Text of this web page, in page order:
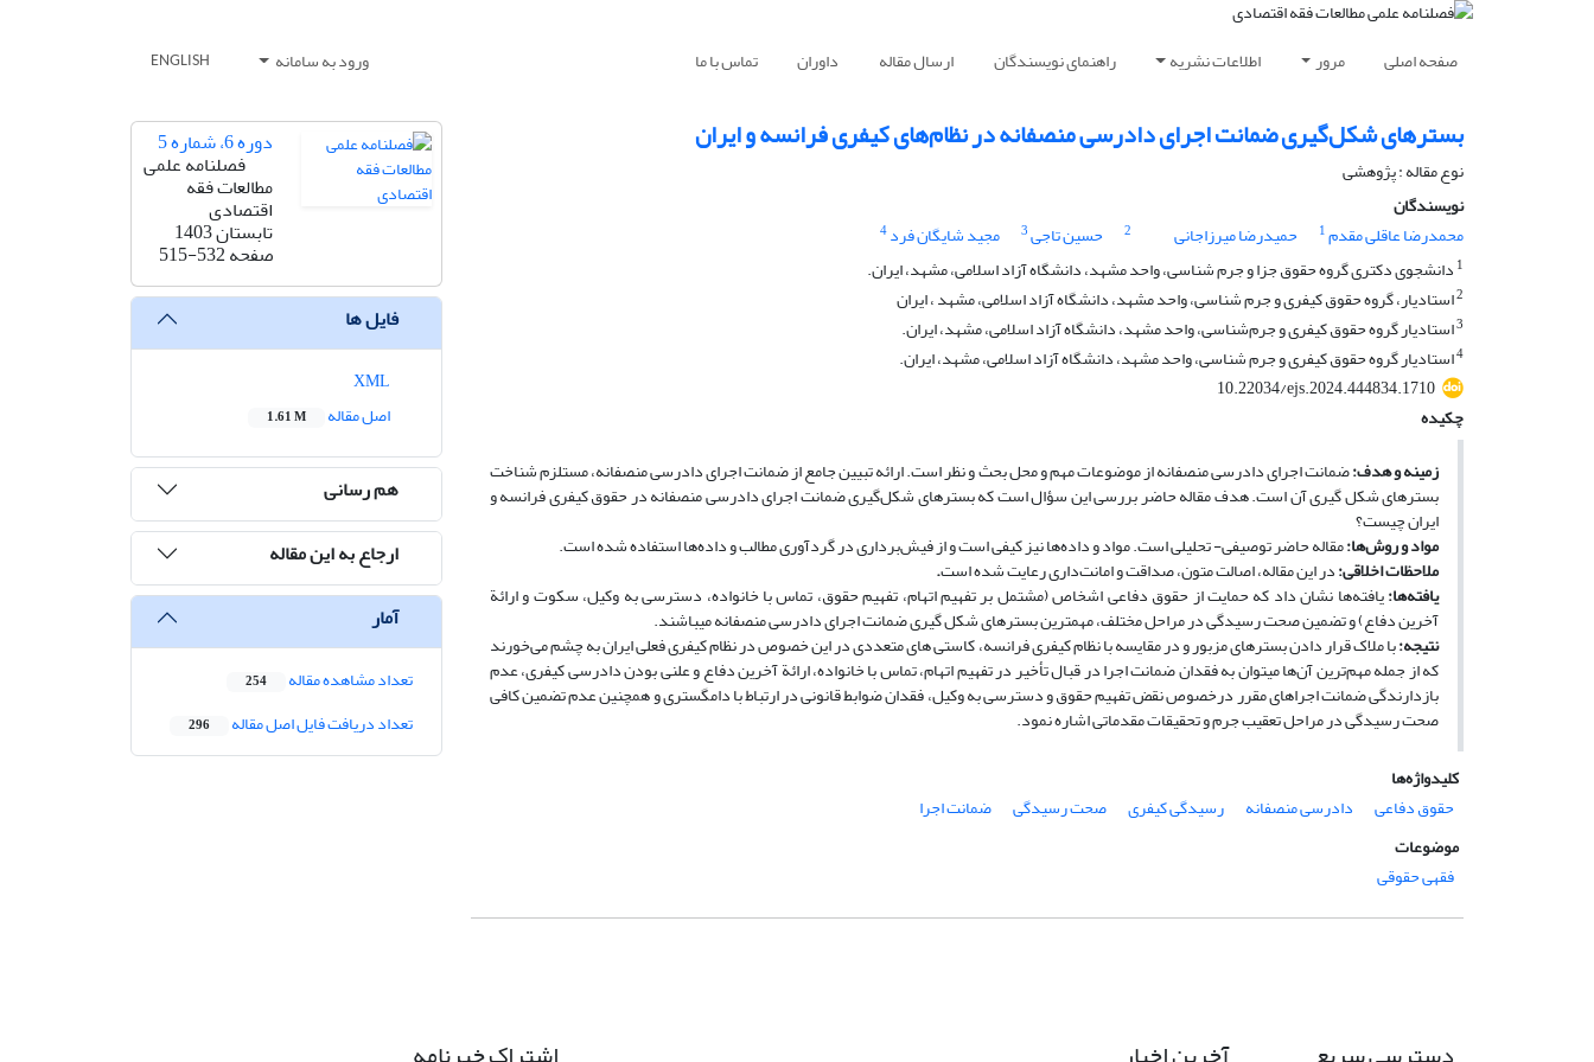
صفحه اصلی مرور اطلاعات نشریه راهنمای نویسندگان ارسال مقاله داوران تماس با ما ورود به سامانه ENGLISH
بسترهای شکل‌گیری ضمانت اجرای دادرسی منصفانه در نظام‌های کیفری فرانسه و ایران
نوع مقاله : پژوهشی
نویسندگان
محمدرضا عاقلی مقدم1 حمیدرضا میرزاجانی 2 حسین تاجی3 مجید شایگان فرد4
1 دانشجوی دکتری گروه حقوق جزا و جرم شناسی، واحد مشهد، دانشگاه آزاد اسلامی، مشهد، ایران.
2استادیار، گروه حقوق کیفری و جرم شناسی، واحد مشهد، دانشگاه آزاد اسلامی، مشهد ، ایران
3استادیار گروه حقوق کیفری و جرم‌شناسی، واحد مشهد، دانشگاه آزاد اسلامی، مشهد، ایران.
4استادیار گروه حقوق کیفری و جرم شناسی، واحد مشهد، دانشگاه آزاد اسلامی، مشهد، ایران.
10.22034/ejs.2024.444834.1710
چکیده
زمینه و هدف:ضمانت اجرای دادرسی منصفانه از موضوعات مهم و محل بحث و نظر است. ارائه تبیین جامع از ضمانت اجرای دادرسی منصفانه، مستلزم شناخت
بسترهای شکل­ گیری آن است. هدف مقاله حاضر بررسی این سؤال است که بسترهای شکل‌گیری ضمانت اجرای دادرسی منصفانه در حقوق کیفری فرانسه و
ایران چیست؟
مواد و روش‌ها:مقاله حاضر توصیفی- تحلیلی است. مواد و داده‌ها نیز کیفی است و از فیش‌برداری در گردآوری مطالب و داده‌ها استفاده ‌شده است.
ملاحظات اخلاقی:در این مقاله، اصالت متون، صداقت و امانت‌داری رعایت شده است.
یافته‌ها:یافته‌ها نشان دادکه حمایت از حقوق دفاعی اشخاص (مشتمل بر تفهیم اتهام، تفهیم حقوق، تماس با خانواده، دسترسی به وکیل، سکوت و ارائة
آخرین دفاع) و تضمین صحت رسیدگی در مراحل مختلف، مهم­ترین بسترهای شکل گیری ضمانت اجرای دادرسی منصفانه می­باشند.
نتیجه:با ملاک قرار دادن بسترهای مزبور و در مقایسه با نظام کیفری فرانسه، کاستی­ های متعددی در این خصوص در نظام کیفری فعلی ایران به چشم می‌خورند
که از جمله مهم‌ترین آن‌ها می­توان به فقدان ضمانت اجرا در قبال تأخیر در تفهیم اتهام، تماس با خانواده، ارائة آخرین دفاع و علنی بودن دادرسی کیفری، عدم
بازدارندگی ضمانت اجراهای مقرر درخصوص نقض تفهیم حقوق و دسترسی به وکیل، فقدان ضوابط قانونی در ارتباط با دام­گستری و هم­چنین عدم تضمین کافی
صحت رسیدگی در مراحل تعقیب جرم و تحقیقات مقدماتی اشاره نمود.
کلیدواژه‌ها
حقوق دفاعی
دادرسی منصفانه رسیدگی کیفری صحت رسیدگی
ضمانت اجرا
موضوعات
فقهی حقوقی
دوره 6، شماره 5
فصلنامه علمی
مطالعات فقه
اقتصادی
تابستان 1403
صفحه515-532
فایل ها
اصل مقاله
1.61 M
هم رسانی
ارجاع به این مقاله
آمار
تعداد مشاهده مقاله 254
تعداد دریافت فایل اصل مقاله 296